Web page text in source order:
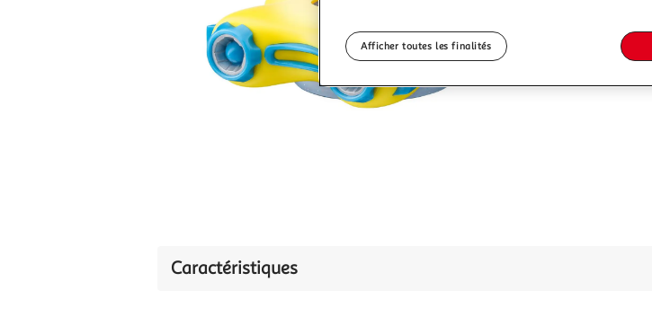
Caractéristiques
Afficher toutes les finalités